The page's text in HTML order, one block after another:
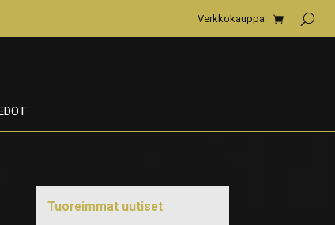
Verkkokauppa
Tuoreimmat uutiset